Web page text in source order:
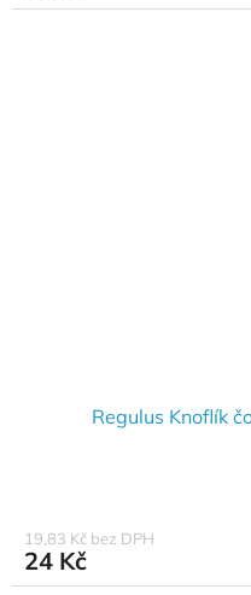
Regulus Knoflík
19,83 Kč bez DPH
24 Kč